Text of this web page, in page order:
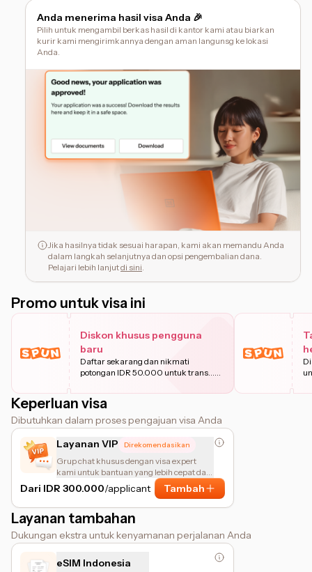
Anda menerima hasil visa Anda 🎉
Pilih untuk mengambil berkas hasil di kantor kami atau biarkan
kurir kami mengirimkannya dengan aman langunsg ke lokasi
Anda.
Jika hasilnya tidak sesuai harapan, kami akan memandu Anda
dalam langkah selanjutnya dan opsi pengembalian dana.
Pelajari lebih lanjutdi sini.
Promo untuk visa ini
Diskon khusus pengguna
baru
Daftar sekarang dan nikmati
potongan IDR 50.000 untuk trans...
Keperluan visa
Dibutuhkan dalam proses pengajuan visa Anda
Layanan VIP
Direkomendasikan
Grup chat khusus dengan visa expert
kami untuk bantuan yang lebih cepat dan
personal.
Dari IDR 300.000/applicant Tambah
Layanan tambahan
Dukungan ekstra untuk kenyamanan perjalanan Anda
eSIM Indonesia